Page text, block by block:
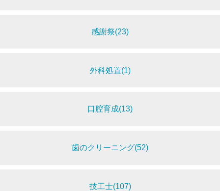
感謝祭(23)
外科処置(1)
口腔育成(13)
歯のクリーニング(52)
技工士(107)